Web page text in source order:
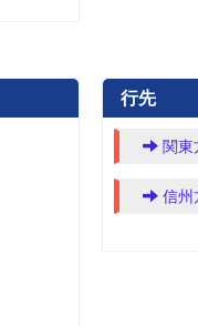
行先
関東
信州